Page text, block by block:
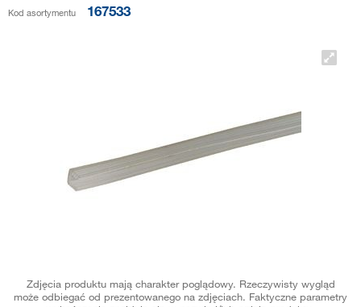
Kod asortymentu 167533
Zdjęcia produktu mają charakter poglądowy. Rzeczywisty wygląd
może odbiegać od prezentowanego na zdjęciach. Faktyczne parametry